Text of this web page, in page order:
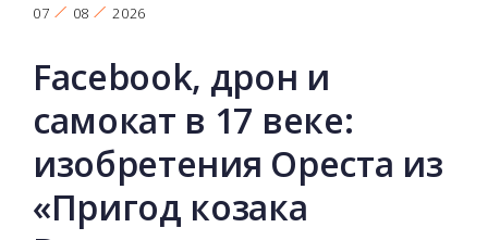
07 08 2026
Facebook, дрон и
самокат в 17 веке:
изобретения Ореста из
«Пригод козака